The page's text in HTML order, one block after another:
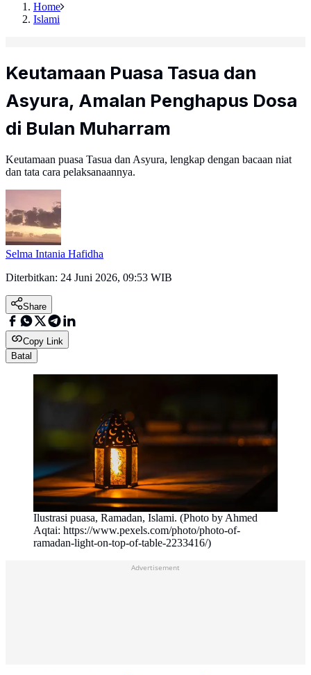
Home
Islami
Keutamaan Puasa Tasua dan
Asyura, Amalan Penghapus Dosa
di Bulan Muharram
Keutamaan puasa Tasua dan Asyura, lengkap dengan bacaan niat
dan tata cara pelaksanaannya.
Selma Intania Hafidha
Diterbitkan: 24 Juni 2026, 09:53 WIB
Share
Copy Link
Batal
Ilustrasi puasa, Ramadan, Islami. (Photo by Ahmed
Aqtai: https://www.pexels.com/photo/photo-of-
ramadan-light-on-top-of-table-2233416/)